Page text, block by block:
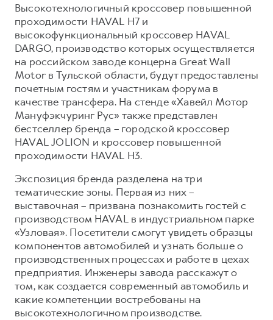
HAVAL Лизинг
АКСЕССУАРЫ HAVAL
Автомобильные аксессуары
Коллекция CITY
Коллекция Базовая
Коллекция Детская
АКСЕССУАРЫ HAVAL
Автомобильные аксессуары
Коллекция CITY
Коллекция Базовая
Коллекция Детская
Высокотехнологичный кроссовер повышенной
проходимости HAVAL H7 и
высокофункциональный кроссовер HAVAL
DARGO, производство которых осуществляется
на российском заводе концерна Great Wall
Motor в Тульской области, будут предоставлены
почетным гостям и участникам форума в
качестве трансфера. На стенде «Хавейл Мотор
Мануфэкчуринг Рус» также представлен
бестселлер бренда – городской кроссовер
HAVAL JOLION и кроссовер повышенной
проходимости HAVAL H3.
Экспозиция бренда разделена на три
тематические зоны. Первая из них –
выставочная – призвана познакомить гостей с
производством HAVAL в индустриальном парке
«Узловая». Посетители смогут увидеть образцы
компонентов автомобилей и узнать больше о
производственных процессах и работе в цехах
предприятия. Инженеры завода расскажут о
том, как создается современный автомобиль и
какие компетенции востребованы на
высокотехнологичном производстве.